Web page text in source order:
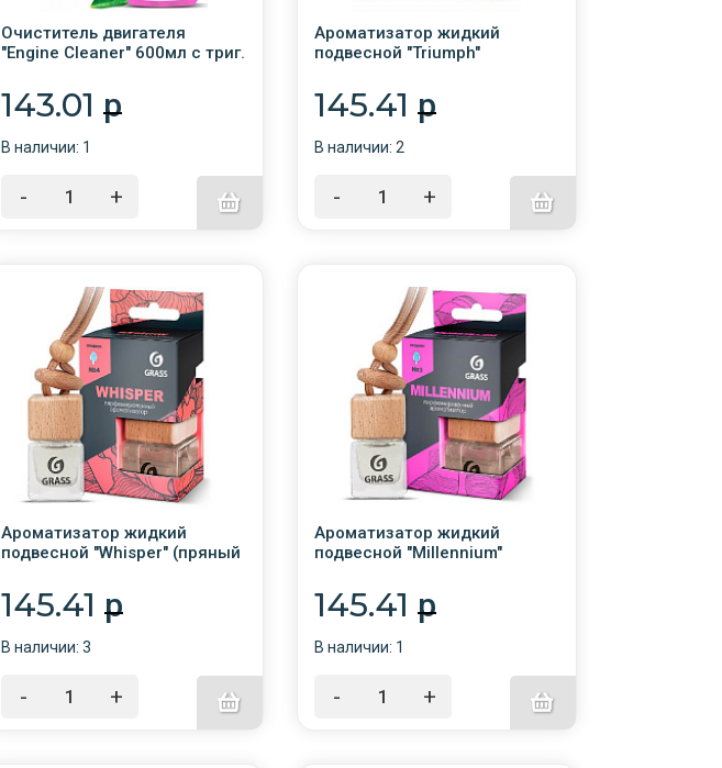
Очиститель двигателя
"Engine Cleaner" 600мл с триг.
143.01 p
В наличии: 1
- +
Ароматизатор жидкий
подвесной "Triumph"
145.41 p
В наличии: 2
- +
Ароматизатор жидкий
подвесной "Whisper" (пряный
145.41 p
В наличии: 3
- +
Ароматизатор жидкий
подвесной "Millennium"
/GRASS/AC-0192
145.41 p
В наличии: 1
- +